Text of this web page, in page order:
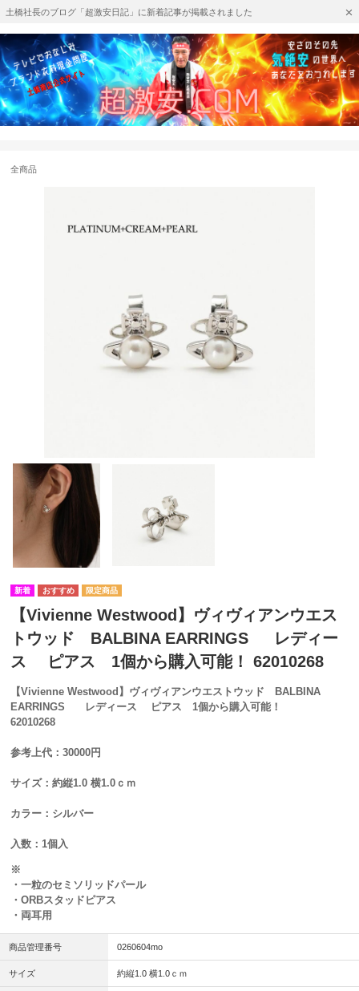
土橋社長のブログ「超激安日記」に新着記事が掲載されました
全商品
【Vivienne Westwood】ヴィヴィアンウエス
トウッド BALBINA EARRINGS レディー
ス ピアス 1個から購入可能！ 62010268
【Vivienne Westwood】ヴィヴィアンウエストウッド BALBINA
EARRINGS
レディース ピアス 1個から購入可能！
62010268
参考上代：30000円
サイズ：約縦1.0 横1.0ｃｍ
カラー：シルバー
入数：1個入
※
・一粒のセミソリッドパール
・ORBスタッドピアス
・両耳用
商品管理番号 0260604mo
サイズ 約縦1.0 横1.0ｃｍ